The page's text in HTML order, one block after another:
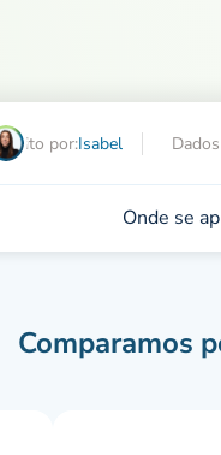
por:Isabel
Onde se
Comparamos